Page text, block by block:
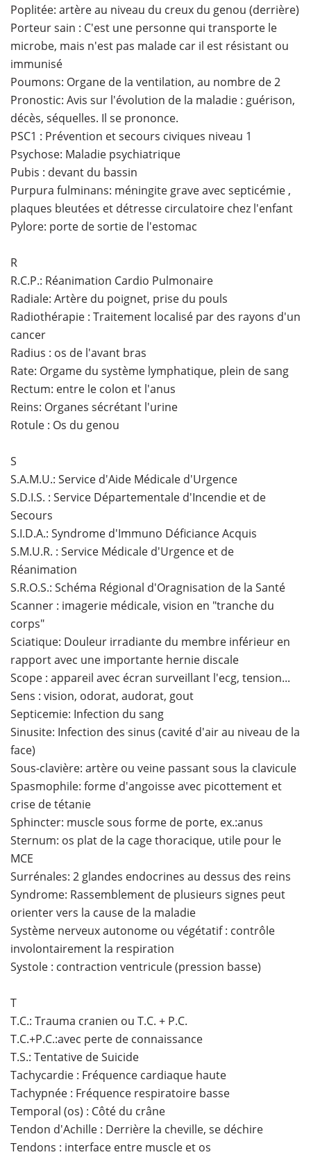
Poplitée: artère au niveau du creux du genou (derrière)
Porteur sain : C'est une personne qui transporte le
microbe, mais n'est pas malade car il est résistant ou
immunisé
Poumons: Organe de la ventilation, au nombre de 2
Pronostic: Avis sur l'évolution de la maladie : guérison,
décès, séquelles. Il se prononce.
PSC1 : Prévention et secours civiques niveau 1
Psychose: Maladie psychiatrique
Pubis : devant du bassin
Purpura fulminans: méningite grave avec septicémie ,
plaques bleutées et détresse circulatoire chez l'enfant
Pylore: porte de sortie de l'estomac
R
R.C.P.: Réanimation Cardio Pulmonaire
Radiale: Artère du poignet, prise du pouls
Radiothérapie : Traitement localisé par des rayons d'un
cancer
Radius : os de l'avant bras
Rate: Orgame du système lymphatique, plein de sang
Rectum: entre le colon et l'anus
Reins: Organes sécrétant l'urine
Rotule : Os du genou
S
S.A.M.U.: Service d'Aide Médicale d'Urgence
S.D.I.S. : Service Départementale d'Incendie et de
Secours
S.I.D.A.: Syndrome d'Immuno Déficiance Acquis
S.M.U.R. : Service Médicale d'Urgence et de
Réanimation
S.R.O.S.: Schéma Régional d'Oragnisation de la Santé
Scanner : imagerie médicale, vision en "tranche du
corps"
Sciatique: Douleur irradiante du membre inférieur en
rapport avec une importante hernie discale
Scope : appareil avec écran surveillant l'ecg, tension...
Sens : vision, odorat, audorat, gout
Septicemie: Infection du sang
Sinusite: Infection des sinus (cavité d'air au niveau de la
face)
Sous-clavière: artère ou veine passant sous la clavicule
Spasmophile: forme d'angoisse avec picottement et
crise de tétanie
Sphincter: muscle sous forme de porte, ex.:anus
Sternum: os plat de la cage thoracique, utile pour le
MCE
Surrénales: 2 glandes endocrines au dessus des reins
Syndrome: Rassemblement de plusieurs signes peut
orienter vers la cause de la maladie
Système nerveux autonome ou végétatif : contrôle
involontairement la respiration
Systole : contraction ventricule (pression basse)
T
T.C.: Trauma cranien ou T.C. + P.C.
T.C.+P.C.:avec perte de connaissance
T.S.: Tentative de Suicide
Tachycardie : Fréquence cardiaque haute
Tachypnée : Fréquence respiratoire basse
Temporal (os) : Côté du crâne
Tendon d'Achille : Derrière la cheville, se déchire
Tendons : interface entre muscle et os